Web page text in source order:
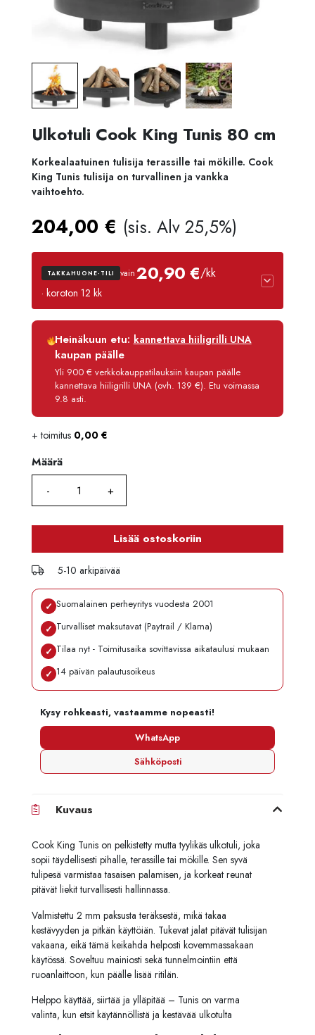
Ulkotuli Cook King Tunis 80 cm
Korkealaatuinen tulisija terassille tai mökille. Cook
King Tunis tulisija on turvallinen ja vankka
vaihtoehto.
204,00 € (sis. Alv 25,5%)
TAKKAHUONE-TILI vain20,90 €/kk
· koroton 12 kk
Luottoaika
12 kk
Korko
Käsittelymaksu
3,90 €/kk
Maksettava yhteensä
Heinäkuun etu:kannettava hiiligrilli UNA
kaupan päälle
Yli 900 € verkkokauppatilauksiin kaupan päälle
kannettava hiiligrilli UNA (ovh. 139 €). Etu voimassa
9.8 asti.
+ toimitus 0,00 €
Määrä
Määrä
Lisää ostoskoriin
5-10 arkipäivää
✓ Suomalainen perheyritys vuodesta 2001
✓ Turvalliset maksutavat (Paytrail / Klarna)
✓ Tilaa nyt - Toimitusaika sovittavissa aikataulusi mukaan
✓ 14 päivän palautusoikeus
Kysy rohkeasti, vastaamme nopeasti!
WhatsApp
Sähköposti
Kuvaus
Cook King Tunis on pelkistetty mutta tyylikäs ulkotuli, joka
sopii täydellisesti pihalle, terassille tai mökille. Sen syvä
tulipesä varmistaa tasaisen palamisen, ja korkeat reunat
pitävät liekit turvallisesti hallinnassa.
Valmistettu 2 mm paksusta teräksestä, mikä takaa
kestävyyden ja pitkän käyttöiän. Tukevat jalat pitävät tulisijan
vakaana, eikä tämä keikahda helposti kovemmassakaan
käytössä. Soveltuu mainiosti sekä tunnelmointiin että
ruoanlaittoon, kun päälle lisää ritilän.
Helppo käyttää, siirtää ja ylläpitää – Tunis on varma
valinta, kun etsit käytännöllistä ja kestävää ulkotulta